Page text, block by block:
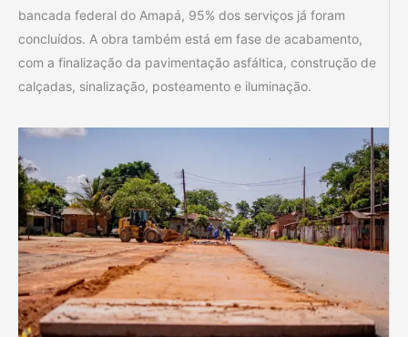
bancada federal do Amapá, 95% dos serviços já foram
concluídos. A obra também está em fase de acabamento,
com a finalização da pavimentação asfáltica, construção de
calçadas, sinalização, posteamento e iluminação.